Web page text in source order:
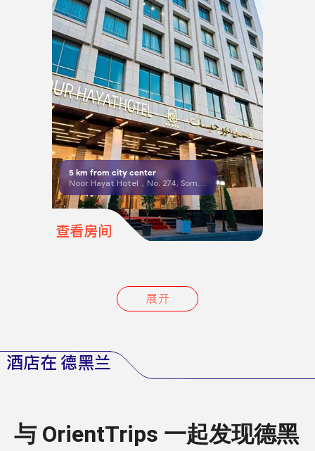
5km from city center
Noor Hayat Hotel，No. 274, Somaye St.
查看房间
展开
酒店在 德黑兰
与 OrientTrips 一起发现德黑